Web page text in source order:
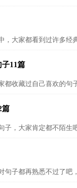
，大家都看到过许多
11篇
都收藏过自己喜欢的
篇
子，大家肯定都不陌
句子都再熟悉不过了